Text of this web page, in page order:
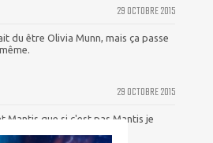
29 OCTOBRE 2015
du être Olivia Munn, mais ça passe
29 OCTOBRE 2015
Mantis que si c'est pas Mantis je